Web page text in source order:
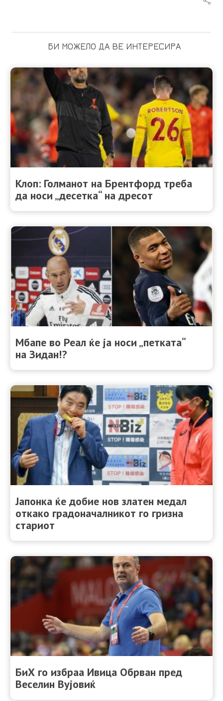
БИ МОЖЕЛО ДА ВЕ ИНТЕРЕСИРА
Клоп: Голманот на Брентфорд треба
да носи „десетка“ на дресот
Мбапе во Реал ќе ја носи „петката“
на Зидан!?
Јапонка ќе добие нов златен медал
откако градоначалникот го гризна
стариот
БиХ го избраа Ивица Обрван пред
Веселин Вујовиќ